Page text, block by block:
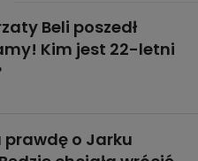
Beli poszedł
Kim jest 22-letni
prawdę o Jarku